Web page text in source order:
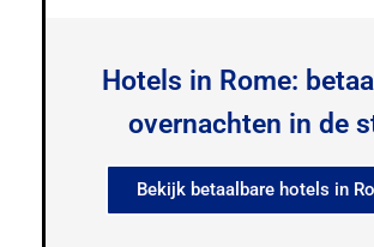
Hotels in Rome:
overnachten in de
Bekijk betaalbare hotels in